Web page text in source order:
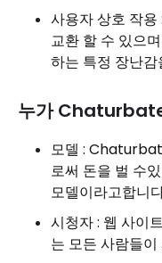
사용자 상호 작
교환 할 수 있으
하는 ​​특정 장난
누가
모델 :
로써 돈을 벌 수
모델이라고합니
시청자 : 웹 사이
는 모든 사람들